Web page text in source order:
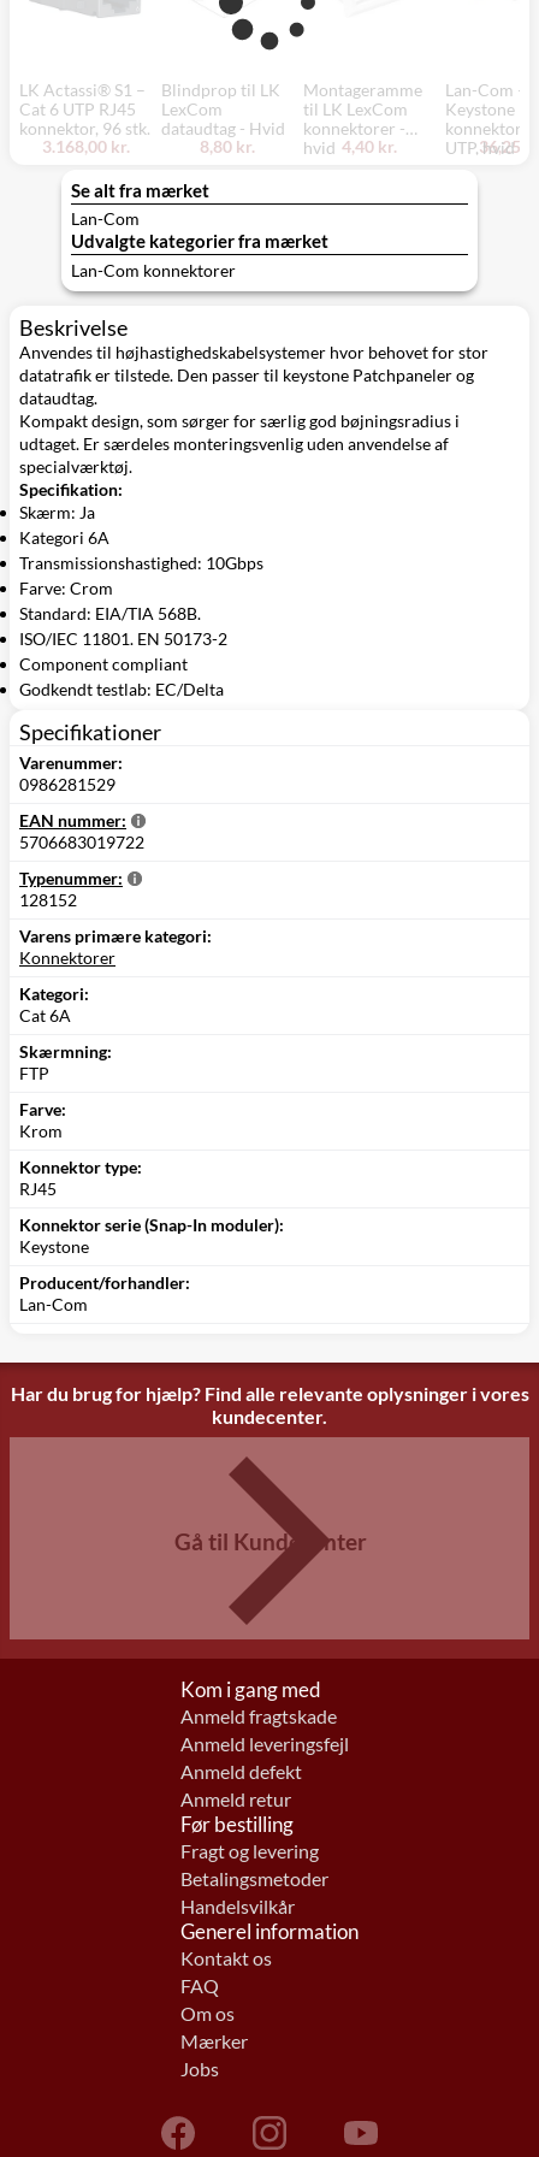
LK Actassi® S1 –
Cat 6 UTP RJ45
konnektor, 96 stk.
3.168,00 kr.
Blindprop til LK
LexCom
dataudtag - Hvid
8,80 kr.
Montageramme
til LK LexCom
konnektorer -
hvid 4,40 kr.
Lan-Com –
Keystone
konnektor,
UTP, hvid
36,25
Se alt fra mærket
Lan-Com
Udvalgte kategorier fra mærket
Lan-Com konnektorer
Beskrivelse
Anvendes til højhastighedskabelsystemer hvor behovet for stor
datatrafik er tilstede. Den passer til keystone Patchpaneler og
dataudtag.
Kompakt design, som sørger for særlig god bøjningsradius i
udtaget. Er særdeles monteringsvenlig uden anvendelse af
specialværktøj.
Specifikation:
Skærm: Ja
Kategori 6A
Transmissionshastighed: 10Gbps
Farve: Crom
Standard: EIA/TIA 568B.
ISO/IEC 11801. EN 50173-2
Component compliant
Godkendt testlab: EC/Delta
Specifikationer
Varenummer:
0986281529
EAN nummer:
5706683019722
Typenummer:
128152
Varens primære kategori:
Konnektorer
Kategori:
Cat 6A
Skærmning:
FTP
Farve:
Krom
Konnektor type:
RJ45
Konnektor serie (Snap-In moduler):
Keystone
Producent/forhandler:
Lan-Com
Har du brug for hjælp? Find alle relevante oplysninger i vores
kundecenter.
Gå til Kundecenter
Kom i gang med
Anmeld fragtskade
Anmeld leveringsfejl
Anmeld defekt
Anmeld retur
Før bestilling
Fragt og levering
Betalingsmetoder
Handelsvilkår
Generel information
Kontakt os
FAQ
Om os
Mærker
Jobs